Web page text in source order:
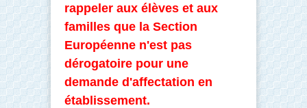
rappeler aux élèves et aux
familles que la Section
Européenne n'est pas
dérogatoire pour une
demande d'affectation en
établissement.